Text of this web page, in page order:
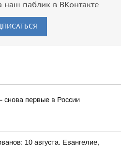
наш паблик в ВКонтакте
первые в России
10 августа. Евангелие,